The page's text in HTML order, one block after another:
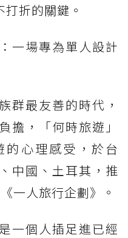
折的關鍵。
一場專為單人設計
群最友善的時代，
擔，「何時旅遊」
心理感受，於台
中國、土耳其，推
一人旅行企劃》。
一個人插足進已經